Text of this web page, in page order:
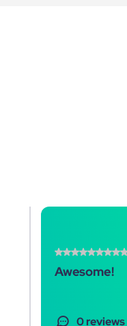
Awesome!
0 reviews